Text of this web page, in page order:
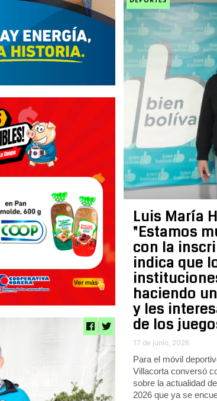
Luis María
"Estamos
con la
indica que
haciendo
y les
de los
17 de junio, 2026
Para el móvil
Villacorta conversó
sobre la actualidad
2026 que ya se